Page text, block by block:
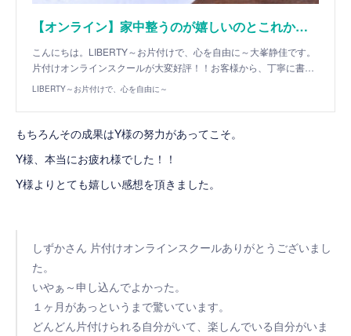
【オンライン】家中整うのが嬉しいのとこれから楽しみです
こんにちは。LIBERTY～お片付けで、心を自由に～大峯静佳です。
片付けオンラインスクールが大変好評！！お客様から、丁寧に書…
LIBERTY～お片付けで、心を自由に～
もちろんその成果はY様の努力があってこそ。
Y様、本当にお疲れ様でした！！
Y様よりとても嬉しい感想を頂きました。
しずかさん 片付けオンラインスクールありがとうございまし
た。
いやぁ～申し込んでよかった。
１ヶ月があっというまで驚いています。
どんどん片付けられる自分がいて、楽しんでいる自分がいま